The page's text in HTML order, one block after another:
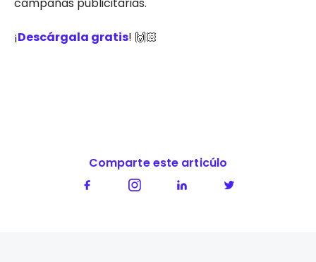
¡Descárgala gratis! 🙌🏻
Comparte este articúlo